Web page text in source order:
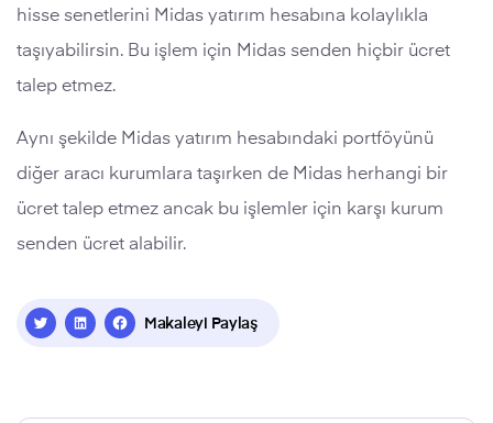
hisse senetlerini Midas yatırım hesabına kolaylıkla
taşıyabilirsin. Bu işlem için Midas senden hiçbir ücret
talep etmez.
Aynı şekilde Midas yatırım hesabındaki portföyünü
diğer aracı kurumlara taşırken de Midas herhangi bir
ücret talep etmez ancak bu işlemler için karşı kurum
senden ücret alabilir.
Makaleyi Paylaş